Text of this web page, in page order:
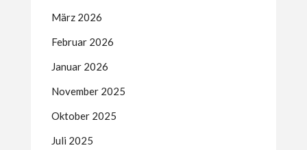
März 2026
Februar 2026
Januar 2026
November 2025
Oktober 2025
Juli 2025